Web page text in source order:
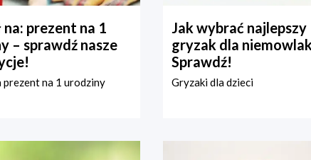
na: prezent na 1
– sprawdź nasze
prezent na 1 urodziny
Jak wybrać najlepszy
gryzak dla
Sprawdź!
Gryzaki dla dzieci